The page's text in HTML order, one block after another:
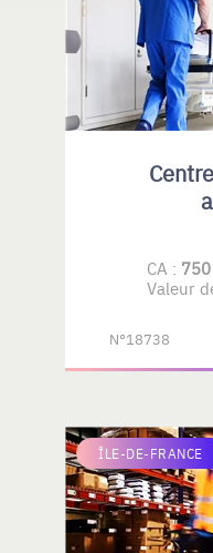
CA :
Valeur
N°18738
ÎLE-DE-FRANCE